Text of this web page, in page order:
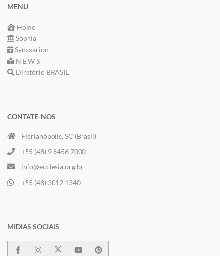
MENU
Home
Sophia
Synaxarion
N E W S
Diretório BRASIL
CONTATE-NOS
Florianópolis, SC (Brasil)
+55 (48) 9 8456 7000
info@ecclesia.org.br
+55 (48) 3012 1340
MÍDIAS SOCIAIS